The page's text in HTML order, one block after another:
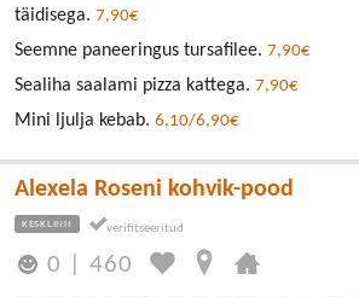
täidisega. 7,90€
Seemne paneeringus tursafilee. 7,90€
Sealiha saalami pizza kattega. 7,90€
Mini ljulja kebab. 6,10/6,90€
Alexela Roseni kohvik-pood
KESKLINN
0 |460